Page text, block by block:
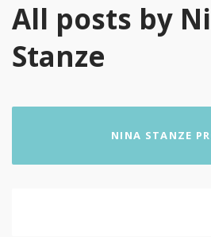
All posts by
Stanze
NINA STANZE